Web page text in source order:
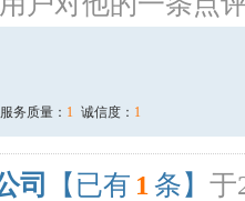
服务质量： 1 诚信度： 1
司 【已有 1 条】 于